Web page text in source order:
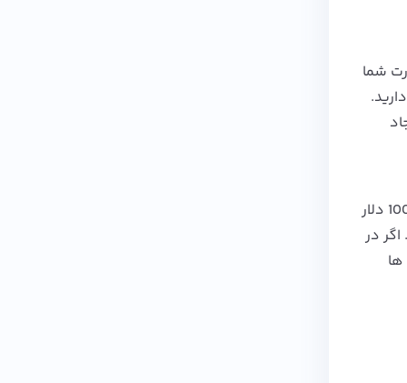
شما
پول نگه دارید.
معمولی ترین نوع حساب در وب مالی، حساب Alias است. محدودیت زیادی برای این حساب وجود داشته و حداکثر تاز سقف 100 دلار
در
ها